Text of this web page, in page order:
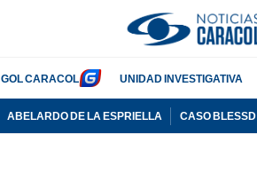
GOL CARACOL UNIDAD INVESTIGATIVA
ABELARDO DE LA ESPRIELLA CASO BLESSD